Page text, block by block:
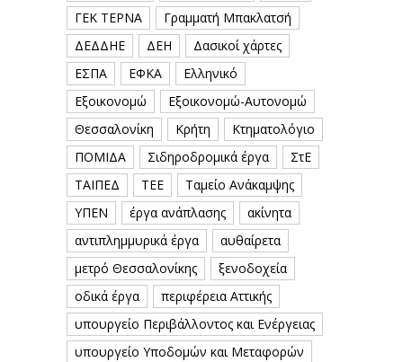
ΓΕΚ ΤΕΡΝΑ
Γραμματή Μπακλατσή
ΔΕΔΔΗΕ
ΔΕΗ
Δασικοί χάρτες
ΕΣΠΑ
ΕΦΚΑ
Ελληνικό
Εξοικονομώ
Εξοικονομώ-Αυτονομώ
Θεσσαλονίκη
Κρήτη
Κτηματολόγιο
ΠΟΜΙΔΑ
Σιδηροδρομικά έργα
ΣτΕ
ΤΑΙΠΕΔ
ΤΕΕ
Ταμείο Ανάκαμψης
ΥΠΕΝ
έργα ανάπλασης
ακίνητα
αντιπλημμυρικά έργα
αυθαίρετα
μετρό Θεσσαλονίκης
ξενοδοχεία
οδικά έργα
περιφέρεια Αττικής
υπουργείο Περιβάλλοντος και Ενέργειας
υπουργείο Υποδομών και Μεταφορών